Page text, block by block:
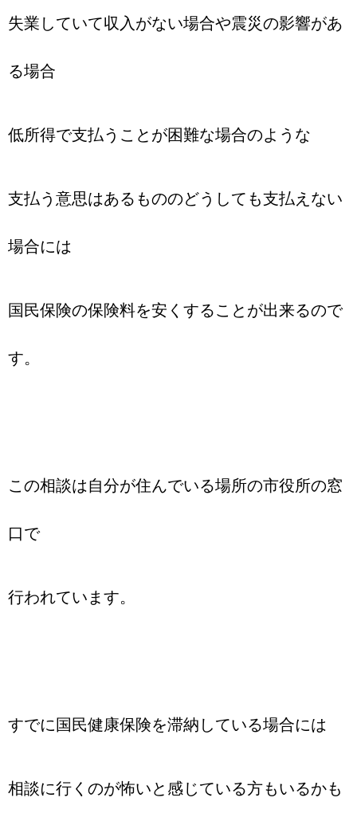
失業していて収入がない場合や震災の影響があ
る場合
低所得で支払うことが困難な場合のような
支払う意思はあるもののどうしても支払えない
場合には
国民保険の保険料を安くすることが出来るので
す。
この相談は自分が住んでいる場所の市役所の窓
口で
行われています。
すでに国民健康保険を滞納している場合には
相談に行くのが怖いと感じている方もいるかも